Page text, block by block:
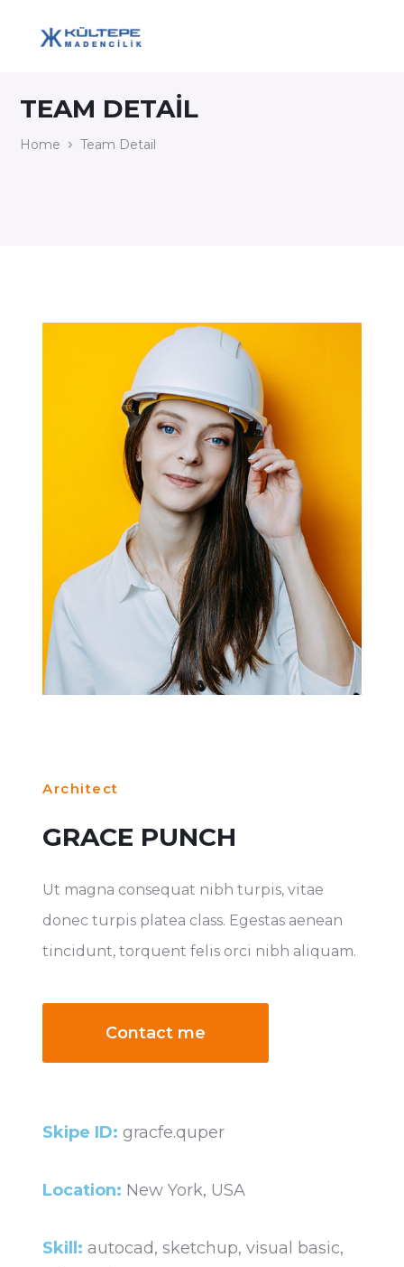
TEAM DETAIL
Home Team Detail
Architect
GRACE PUNCH
Ut magna consequat nibh turpis, vitae
donec turpis platea class. Egestas aenean
tincidunt, torquent felis orci nibh aliquam.
Contact me
Skipe ID:gracfe.quper
Location: New York, USA
Skill: autocad, sketchup, visual basic,